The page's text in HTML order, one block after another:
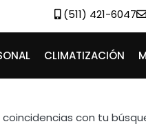
(511) 421-6047
CLIMATIZACIÓN
con tu